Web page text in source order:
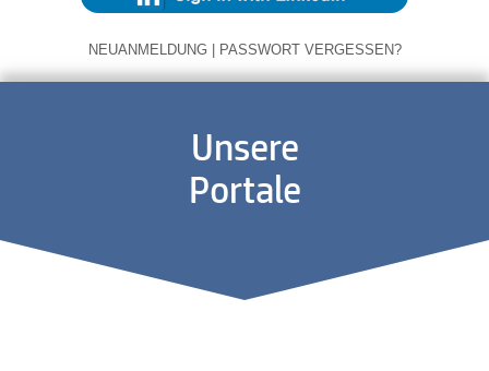
NEUANMELDUNG | PASSWORT VERGESSEN?
Unsere
Portale